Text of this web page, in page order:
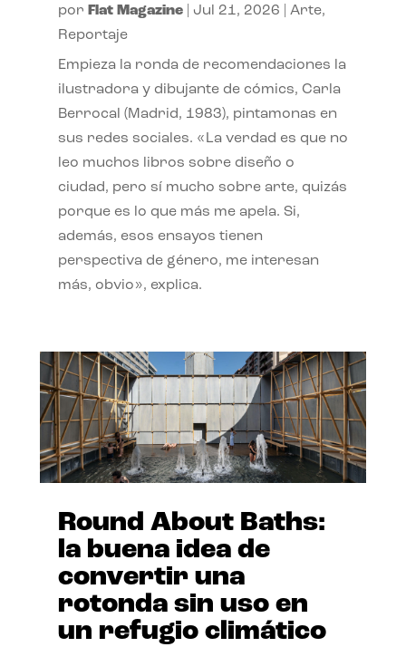
por Flat Magazine| Jul 21, 2026 Arte,
Reportaje
Empieza la ronda de recomendaciones la
ilustradora y dibujante de cómics, Carla
Berrocal (Madrid, 1983), pintamonas en
sus redes sociales. «La verdad es que no
leo muchos libros sobre diseño o
ciudad, pero sí mucho sobre arte, quizás
porque es lo que más me apela. Si,
además, esos ensayos tienen
perspectiva de género, me interesan
más, obvio», explica.
Round About Baths:
la buena idea de
convertir una
rotonda sin uso en
un refugio climático